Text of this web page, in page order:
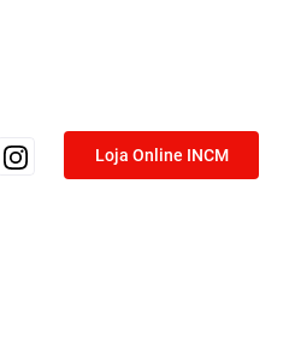
Loja Online INCM